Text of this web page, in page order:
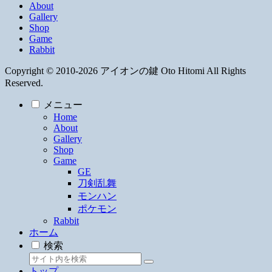
About
Gallery
Shop
Game
Rabbit
Copyright © 2010-2026 アイオンの鍵 Oto Hitomi All Rights
Reserved.
メニュー
Home
About
Gallery
Shop
Game
GE
刀剣乱舞
モンハン
ポケモン
Rabbit
ホーム
検索